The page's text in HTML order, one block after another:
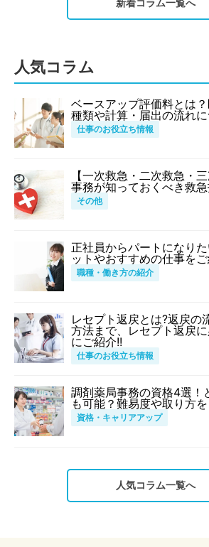
新着コラム一覧へ
人気コラム
ベースアップ評価料とは
種類や計算・届出の流れ
仕事のお役立ち情報
【一次救急・二次救急・
事務が知っておくべき救
その他
正社員からパートになり
ットやおすすめの仕事を
職種・働き方の紹介
レセプト返戻とは?返戻の
方法まで、レセプト返戻
にご紹介!!
仕事のお役立ち情報
調剤薬局事務の資格4選！
も可能？難易度や取り方
資格・キャリアアップ
人気コラム一覧へ